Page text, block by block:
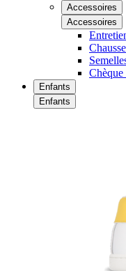
Accessoires
Accessoires
Chèque
Enfants
Enfants